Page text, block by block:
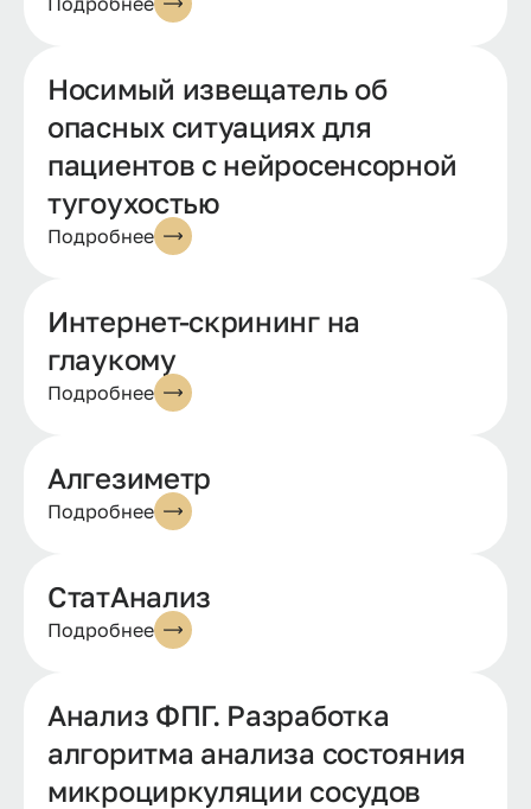
Носимый извещатель об
опасных ситуациях для
пациентов с нейросенсорной
тугоухостью
Подробнее
Интернет-скрининг на
глаукому
Подробнее
Алгезиметр
Подробнее
СтатАнализ
Подробнее
Анализ ФПГ. Разработка
алгоритма анализа состояния
микроциркуляции сосудов